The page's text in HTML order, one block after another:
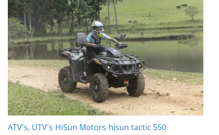
ATV's, UTV's HiSun Motors hisun tactic 550